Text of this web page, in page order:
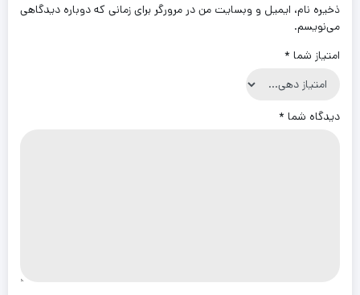
ذخیره نام، ایمیل و وبسایت من در مرورگر برای زمانی که دوباره دیدگاهی
می‌نویسم.
امتیاز شما *
دیدگاه شما *